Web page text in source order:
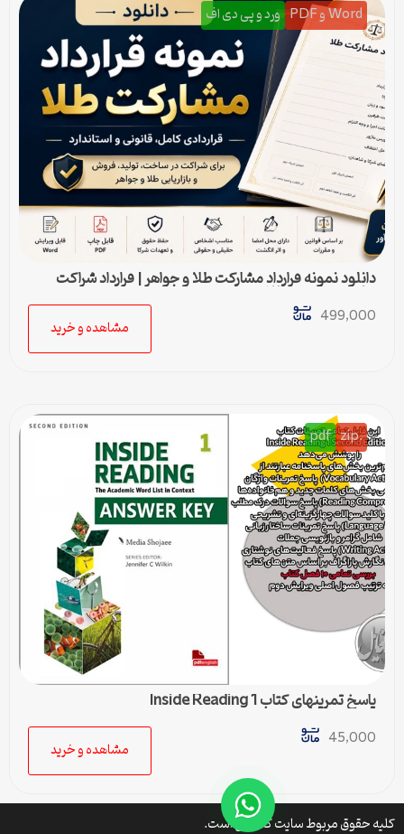
Word و PDF ورد و پی دی اف
دانلود نمونه قرارداد مشارکت طلا و جواهر | قرارداد شراکت
ساخت و فروش طلا
499,000
مشاهده و خرید
.zip
pdf
پاسخ تمرینهای کتاب Inside Reading 1
45,000
مشاهده و خرید
کلیه حقوق مربوط سایت کتافایل است.